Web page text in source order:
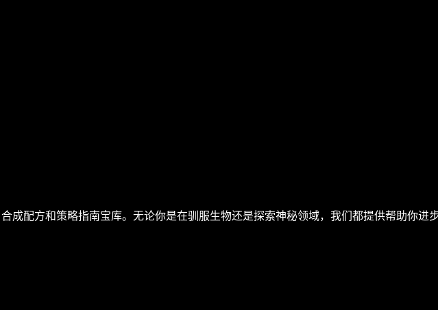
配方和策略指南宝库。无论你是在驯服生物还是探索神秘领域，我们都提供帮助你进